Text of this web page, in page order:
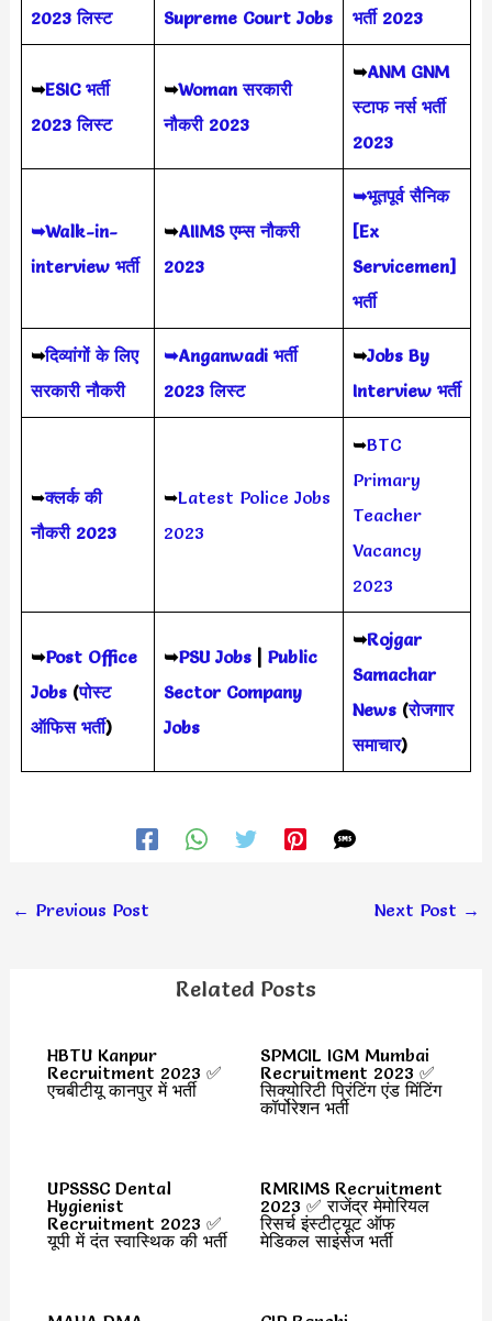
2023 लिस्ट
Supreme Court Jobs
भर्ती 2023
➥ESIC भर्ती
2023 लिस्ट
➥Woman सरकारी
नौकरी 2023
➥ANM GNM
स्टाफ नर्स भर्ती
2023
➥Walk-in-
interview भर्ती
➥AIIMS एम्स नौकरी
2023
➥भूतपूर्व सैनिक
[Ex
Servicemen]
भर्ती
➥दिव्यांगों के लिए
सरकारी नौकरी
➥Anganwadi भर्ती
2023 लिस्ट
➥Jobs By
Interview भर्ती
➥क्लर्क की
नौकरी 2023
➥Latest Police Jobs
2023
➥BTC
Primary
Teacher
Vacancy
2023
➥Post Office
Jobs(पोस्ट
ऑफिस भर्ती)
➥PSU Jobs| Public
Sector Company
Jobs
➥Rojgar
Samachar
News(रोजगार
समाचार)
← Previous Post Next Post →
Related Posts
HBTU Kanpur
Recruitment 2023 ✅
एचबीटीयू कानपुर में भर्ती
SPMCIL IGM Mumbai
Recruitment 2023 ✅
सिक्योरिटी प्रिंटिंग एंड मिंटिंग
कॉर्पोरेशन भर्ती
UPSSSC Dental
Hygienist
Recruitment 2023 ✅
यूपी में दंत स्वास्थिक की भर्ती
RMRIMS Recruitment
2023 ✅ राजेंद्र मेमोरियल
रिसर्च इंस्टीट्यूट ऑफ
मेडिकल साइंसेज भर्ती